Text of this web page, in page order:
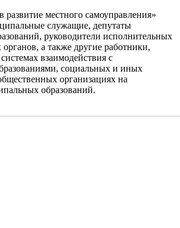
местного самоуправления»
служащие, депутаты
руководители исполнительных
а также другие работники,
взаимодействия с
социальных и иных
организациях на
образований.